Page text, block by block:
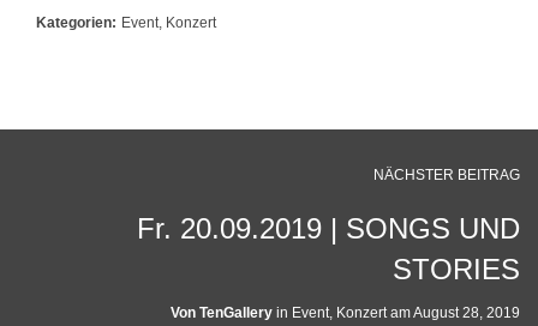
Kategorien: Event, Konzert
NÄCHSTER BEITRAG
Fr. 20.09.2019 | SONGS UND
STORIES
Von TenGallery in Event, KonzertamAugust 28, 2019